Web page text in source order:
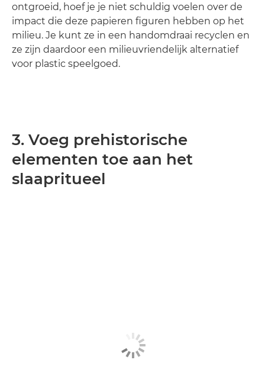
ontgroeid, hoef je je niet schuldig voelen over de
impact die deze papieren figuren hebben op het
milieu. Je kunt ze in een handomdraai recyclen en
ze zijn daardoor een milieuvriendelijk alternatief
voor plastic speelgoed.
3. Voeg prehistorische
elementen toe aan het
slaapritueel